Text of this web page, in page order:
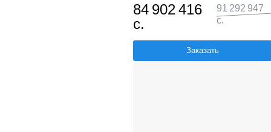
84 902 416
с.
91 292 947
с.
Заказать